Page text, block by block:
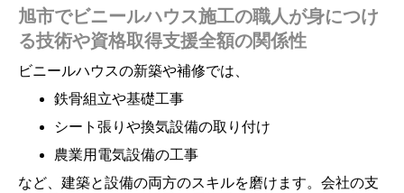
旭市でビニールハウス施工の職人が身につけ
る技術や資格取得支援全額の関係性
ビニールハウスの新築や補修では、
鉄骨組立や基礎工事
シート張りや換気設備の取り付け
農業用電気設備の工事
など、建築と設備の両方のスキルを磨けます。会社の支